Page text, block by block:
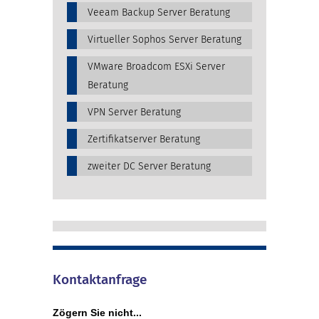
Veeam Backup Server Beratung
Virtueller Sophos Server Beratung
VMware Broadcom ESXi Server
Beratung
VPN Server Beratung
Zertifikatserver Beratung
zweiter DC Server Beratung
Kontaktanfrage
Zögern Sie nicht...